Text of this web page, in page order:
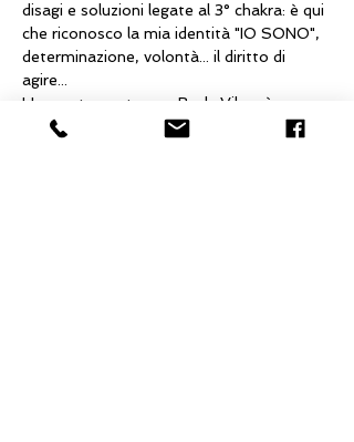
disagi e soluzioni legate al 3° chakra: è qui
che riconosco la mia identità "IO SONO",
determinazione, volontà... il diritto di
agire...
L'appuntamento con Body Vibes è
mensile.